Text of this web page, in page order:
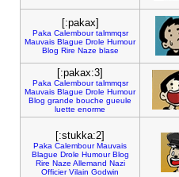
[:pakax]
Paka Calembour talmmqsr
Mauvais Blague Drole Humour
Blog Rire Naze blase
[:pakax:3]
Paka Calembour talmmqsr
Mauvais Blague Drole Humour
Blog grande bouche gueule
luette enorme
[:stukka:2]
Paka Calembour Mauvais
Blague Drole Humour Blog
Rire Naze Allemand Nazi
Officier Vilain Godwin